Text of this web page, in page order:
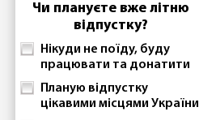
Чи плануєте вже літню
відпустку?
Нікуди не поїду, буду
працювати та донатити
Планую відпустку
цікавими місцями України